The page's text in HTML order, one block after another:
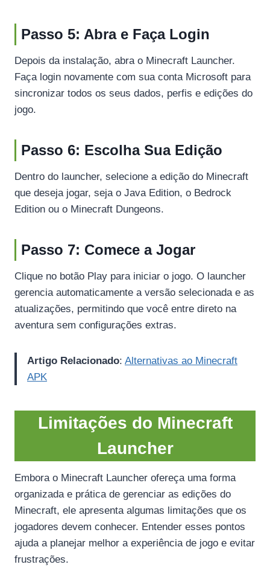
Passo 5: Abra e Faça Login
Depois da instalação, abra o Minecraft Launcher.
Faça login novamente com sua conta Microsoft para
sincronizar todos os seus dados, perfis e edições do
jogo.
Passo 6: Escolha Sua Edição
Dentro do launcher, selecione a edição do Minecraft
que deseja jogar, seja o Java Edition, o Bedrock
Edition ou o Minecraft Dungeons.
Passo 7: Comece a Jogar
Clique no botão Play para iniciar o jogo. O launcher
gerencia automaticamente a versão selecionada e as
atualizações, permitindo que você entre direto na
aventura sem configurações extras.
Artigo Relacionado: Alternativas ao Minecraft
APK
Limitações do Minecraft
Launcher
Embora o Minecraft Launcher ofereça uma forma
organizada e prática de gerenciar as edições do
Minecraft, ele apresenta algumas limitações que os
jogadores devem conhecer. Entender esses pontos
ajuda a planejar melhor a experiência de jogo e evitar
frustrações.